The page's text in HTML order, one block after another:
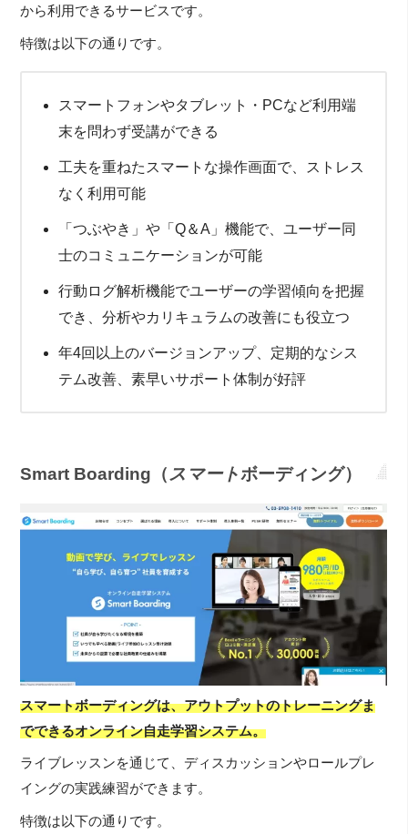
から利用できるサービスです。
特徴は以下の通りです。
スマートフォンやタブレット・PCなど利用端
末を問わず受講ができる
工夫を重ねたスマートな操作画面で、ストレス
なく利用可能
「つぶやき」や「Q＆A」機能で、ユーザー同
士のコミュニケーションが可能
行動ログ解析機能でユーザーの学習傾向を把握
でき、分析やカリキュラムの改善にも役立つ
年4回以上のバージョンアップ、定期的なシス
テム改善、素早いサポート体制が好評
Smart Boarding（スマートボーディング）
スマートボーディングは、アウトプットのトレーニングま
でできるオンライン自走学習システム。
ライブレッスンを通じて、ディスカッションやロールプレ
イングの実践練習ができます。
特徴は以下の通りです。